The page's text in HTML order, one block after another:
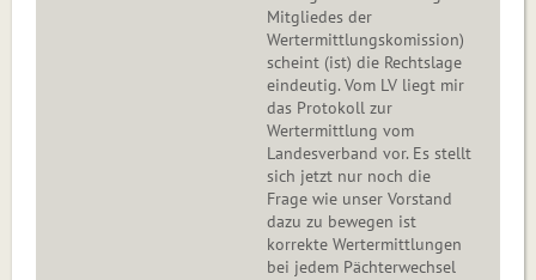
Mitgliedes der
Wertermittlungskomission)
scheint (ist) die Rechtslage
eindeutig. Vom LV liegt mir
das Protokoll zur
Wertermittlung vom
Landesverband vor. Es stellt
sich jetzt nur noch die
Frage wie unser Vorstand
dazu zu bewegen ist
korrekte Wertermittlungen
bei jedem Pächterwechsel